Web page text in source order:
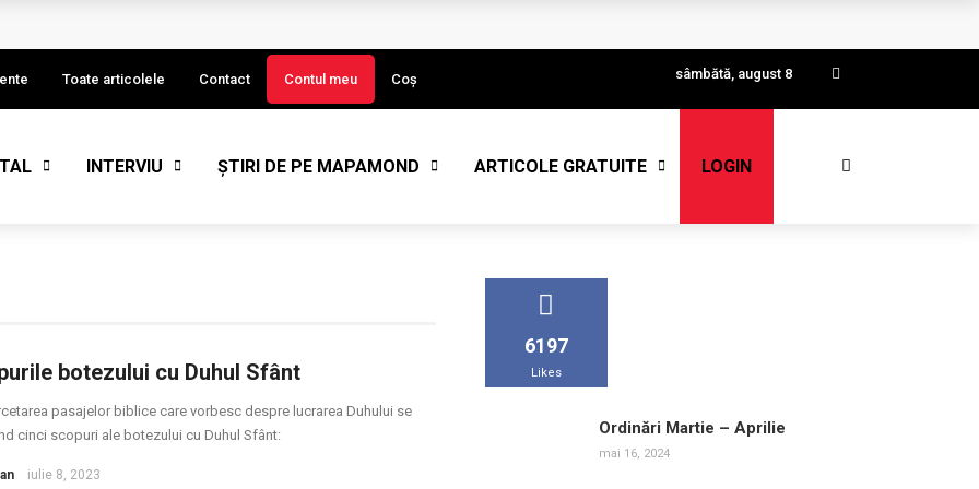
de an
Toate articolele Contact Contul meu Coș sâmbătă, august 8
INTERVIU ȘTIRI DE PE MAPAMOND ARTICOLE GRATUITE LOGIN
botezului cu Duhul Sfânt
pasajelor biblice care vorbesc despre lucrarea Duhului se
cinci scopuri ale botezului cu Duhul Sfânt:
iulie 8, 2023
6197
Likes
Ordinări Martie – Aprilie
mai 16, 2024